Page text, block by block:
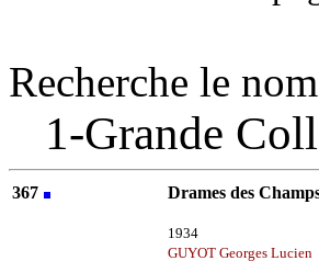
Recherche le nom
1-Grande
367
Drames des
1934
GUYOT Georges Lucien